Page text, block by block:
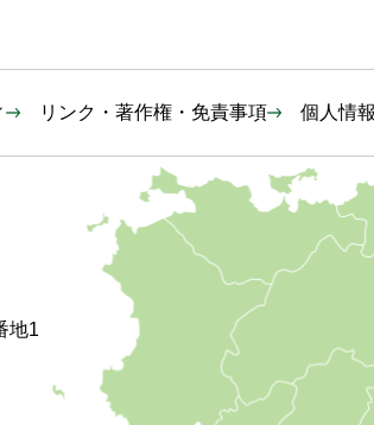
リンク・著作権・免責事項 個人情報
地1